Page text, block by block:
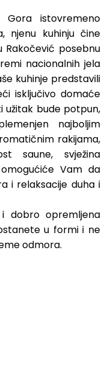
istovremeno
njenu kuhinju čine
Rakočević posebnu
nacionalnih jela
kuhinje predstavili
isključivo domaće
užitak bude potpun,
najboljim
rakijama,
saune, svježina
Vam da
i relaksacije duha i
dobro opremljena
u formi i ne
odmora.